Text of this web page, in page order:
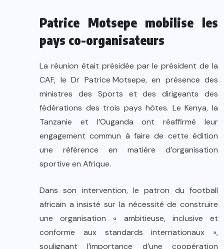
Patrice Motsepe mobilise les
pays co-organisateurs
La réunion était présidée par le président de la
CAF, le Dr Patrice Motsepe, en présence des
ministres des Sports et des dirigeants des
fédérations des trois pays hôtes. LeKenya, la
Tanzanie et l’Ouganda ont réaffirmé leur
engagement commun à faire de cette édition
une référence en matière d’organisation
sportive en Afrique.
Dans son intervention, le patron du football
africain a insisté sur la nécessité de construire
une organisation « ambitieuse, inclusive et
conforme aux standards internationaux »,
soulignant l’importance d’une coopération